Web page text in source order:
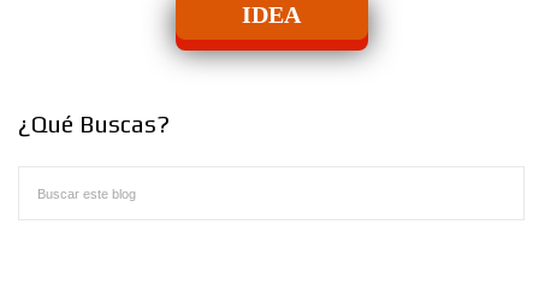
IDEA
¿Qué Buscas?